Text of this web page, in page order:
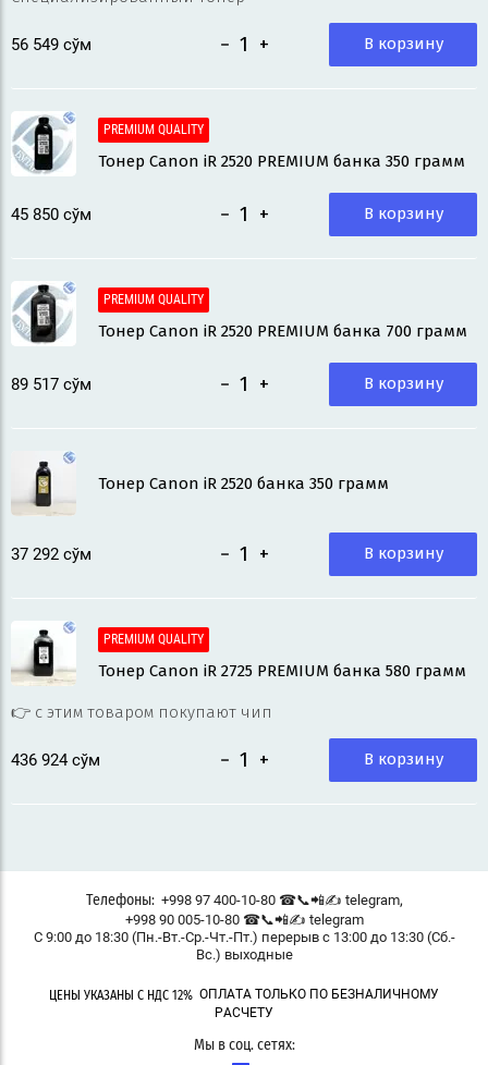
56 549 сўм − + В корзину
PREMIUM QUALITY
Тонер Canon iR 2520 PREMIUM банка 350 грамм
45 850 сўм − + В корзину
PREMIUM QUALITY
Тонер Canon iR 2520 PREMIUM банка 700 грамм
89 517 сўм − + В корзину
Тонер Canon iR 2520 банка 350 грамм
37 292 сўм − + В корзину
PREMIUM QUALITY
Тонер Canon iR 2725 PREMIUM банка 580 грамм
👉 с этим товаром покупают чип
436 924 сўм − + В корзину
Телефоны: +998 97 400-10-80 ☎📞📲✍ telegram,
+998 90 005-10-80 ☎📞📲✍ telegram
С 9:00 до 18:30 (Пн.-Вт.-Ср.-Чт.-Пт.) перерыв с 13:00 до 13:30 (Сб.-
Вс.) выходные
ЦЕНЫ УКАЗАНЫ С НДС 12% ОПЛАТА ТОЛЬКО ПО БЕЗНАЛИЧНОМУ
РАСЧЕТУ
Мы в соц. сетях: